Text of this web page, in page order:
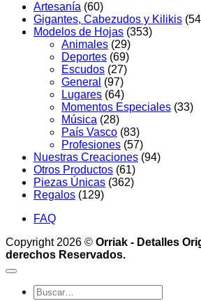
Artesanía (60)
Gigantes, Cabezudos y Kilikis
Modelos de Hojas (353)
Animales (29)
Deportes (69)
Escudos (27)
General (97)
Lugares (64)
Momentos Especiales (33)
Música (28)
País Vasco (83)
Profesiones (57)
Nuestras Creaciones (94)
Otros Productos (61)
Piezas Únicas (362)
Regalos (129)
FAQ
Copyright 2026 © Orriak - Detalles
derechos Reservados.
Buscar